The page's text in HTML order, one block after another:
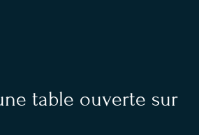
table ouverte sur